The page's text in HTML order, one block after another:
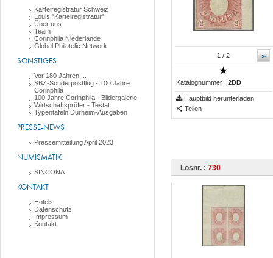
Karteiregistratur Schweiz
Louis "Karteiregistratur"
Über uns
Team
Corinphila Niederlande
Global Philatelic Network
SONSTIGES
Vor 180 Jahren ...
SBZ-Sonderpostflug - 100 Jahre
Corinphila
100 Jahre Corinphila - Bildergalerie
Wirtschaftsprüfer - Testat
Typentafeln Durheim-Ausgaben
PRESSE-NEWS
Pressemitteilung April 2023
NUMISMATIK
SINCONA
KONTAKT
Hotels
Datenschutz
Impressum
Kontakt
»
1 / 2
Katalognummer : 2DD
Hauptbild herunterladen
Teilen
Losnr. : 730